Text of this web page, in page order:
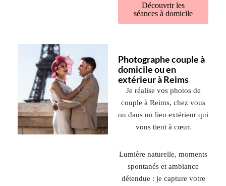
Découvrir les
séances à domicile
Photographe couple à
domicile ou en
extérieur à Reims
Je réalise vos photos de
couple à Reims, chez vous
ou dans un lieu extérieur qui
vous tient à cœur.
Lumière naturelle, moments
spontanés et ambiance
détendue : je capture votre